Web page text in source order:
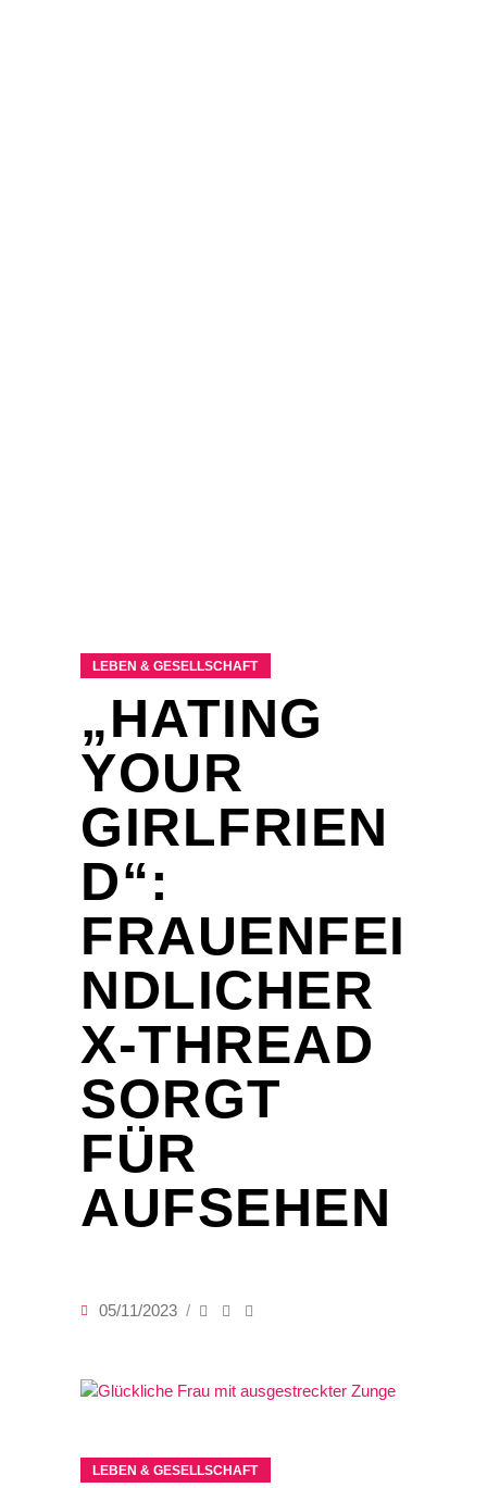
LEBEN & GESELLSCHAFT
„HATING
YOUR
GIRLFRIEN
D“:
FRAUENFEI
NDLICHER
X-THREAD
SORGT
FÜR
AUFSEHEN
05/11/2023
LEBEN & GESELLSCHAFT